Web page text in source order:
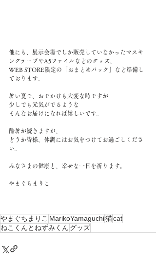
他にも、展示会場でしか販売していなかったマスキ
ングテープやA5ファイルなどのグッズ、
WEB STORE限定の「おまとめパック」など準備し
ております。
暑い夏で、おでかけも大変な時ですが
少しでも元気がでるような
そんなお届けになれば嬉しいです。
酷暑が続きますが、
どうか皆様、体調にはお気をつけてお過ごしくださ
い。
みなさまの健康と、幸せな一日を祈ります。
やまぐちまりこ
やまぐちまりこ MarikoYamaguchi猫cat
ねこくんとねずみくん グッズ